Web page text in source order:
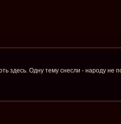
здесь. Одну тему снесли - народу не